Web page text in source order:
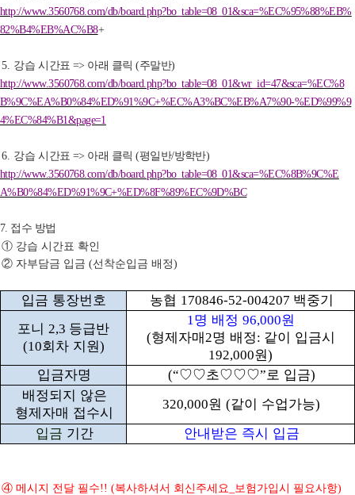
http://www.3560768.com/db/board.php?bo_table=08_01&sca=%EC%95%88%EB%
82%B4%EB%AC%B8+
5. 강습 시간표 => 아래 클릭(주말반)
http://www.3560768.com/db/board.php?bo_table=08_01&wr_id=47&sca=%EC%8
B%9C%EA%B0%84%ED%91%9C+%EC%A3%BC%EB%A7%90-%ED%99%9
4%EC%84%B1&page=1
6. 강습 시간표 => 아래 클릭(평일반/방학반)
http://www.3560768.com/db/board.php?bo_table=08_01&sca=%EC%8B%9C%E
A%B0%84%ED%91%9C+%ED%8F%89%EC%9D%BC
7. 접수 방법
① 강습 시간표 확인
② 자부담금 입금(선착순입금 배정)
입금 통장번호 농협 170846-52-004207 백중기
포니 2,3 등급반
(10회차 지원)
1명 배정 96,000원
(형제자매2명 배정: 같이 입금시
192,000원)
입금자명 (“♡♡초♡♡♡”로 입금)
배정되지 않은
형제자매 접수시
320,000원(같이 수업가능)
입금 기간 안내받은 즉시 입금
④메시지 전달 필수!! (복사하셔서 회신주세요 보험가입시 필요사항)